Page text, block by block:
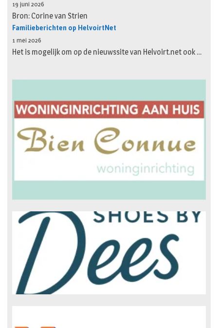
19 juni 2026
Bron: Corine van Strien
Familieberichten op HelvoirtNet
1 mei 2026
Het is mogelijk om op de nieuwssite van Helvoirt.net ook …